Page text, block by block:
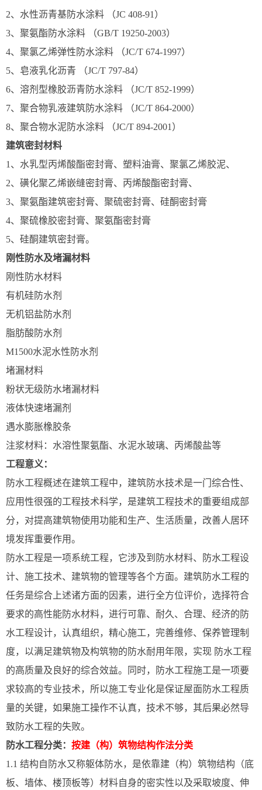
2、水性沥青基防水涂料 （JC 408-91）
3、聚氨酯防水涂料 （GB/T 19250-2003）
4、聚氯乙烯弹性防水涂料 （JC/T 674-1997）
5、皂液乳化沥青 （JC/T 797-84）
6、溶剂型橡胶沥青防水涂料 （JC/T 852-1999）
7、聚合物乳液建筑防水涂料 （JC/T 864-2000）
8、聚合物水泥防水涂料 （JC/T 894-2001）
建筑密封材料
1、水乳型丙烯酸酯密封膏、塑料油膏、聚氯乙烯胶泥、
2、磺化聚乙烯嵌缝密封膏、丙烯酸酯密封膏、
3、聚氨酯建筑密封膏、聚硫密封膏、硅酮密封膏
4、聚硫橡胶密封膏、聚氨酯密封膏
5、硅酮建筑密封膏。
刚性防水及堵漏材料
刚性防水材料
有机硅防水剂
无机铝盐防水剂
脂肪酸防水剂
M1500水泥水性防水剂
堵漏材料
粉状无级防水堵漏材料
液体快速堵漏剂
遇水膨胀橡胶条
注浆材料：水溶性聚氨酯、水泥水玻璃、丙烯酸盐等
工程意义：
防水工程概述在建筑工程中，建筑防水技术是一门综合性、
应用性很强的工程技术科学，是建筑工程技术的重要组成部
分，对提高建筑物使用功能和生产、生活质量，改善人居环
境发挥重要作用。
防水工程是一项系统工程，它涉及到防水材料、防水工程设
计、施工技术、建筑物的管理等各个方面。建筑防水工程的
任务是综合上述诸方面的因素，进行全方位评价，选择符合
要求的高性能防水材料，进行可靠、耐久、合理、经济的防
水工程设计，认真组织，精心施工，完善维修、保养管理制
度，以满足建筑物及构筑物的防水耐用年限，实现 防水工程
的高质量及良好的综合效益。同时，防水工程施工是一项要
求较高的专业技术，所以施工专业化是保证屋面防水工程质
量的关键，如果施工操作不认真，技术不够，其后果必然导
致防水工程的失败。
防水工程分类： 按建（构）筑物结构作法分类
1.1 结构自防水又称躯体防水，是依靠建（构）筑物结构（底
板、墙体、楼顶板等）材料自身的密实性以及采取坡度、伸